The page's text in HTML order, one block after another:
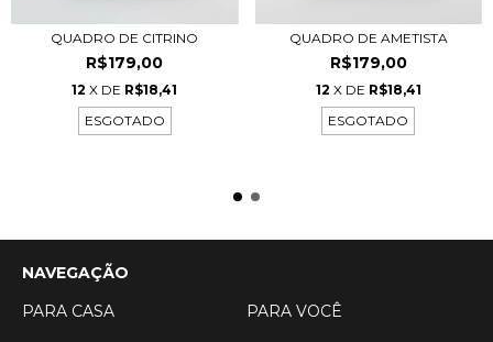
QUADRO DE CITRINO
R$179,00
12 X DE R$18,41
ESGOTADO
QUADRO DE AMETISTA
R$179,00
12 X DE R$18,41
ESGOTADO
NAVEGAÇÃO
PARA CASA
PARA VOCÊ